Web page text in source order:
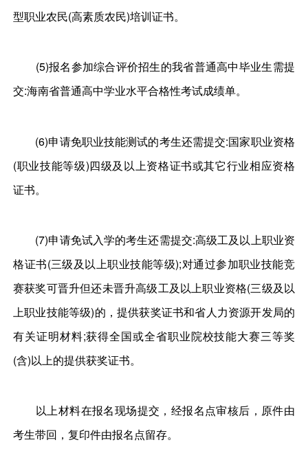
型职业农民(高素质农民)培训证书。
(5)报名参加综合评价招生的我省普通高中毕业生需提
交:海南省普通高中学业水平合格性考试成绩单。
(6)申请免职业技能测试的考生还需提交:国家职业资格
(职业技能等级)四级及以上资格证书或其它行业相应资格
证书。
(7)申请免试入学的考生还需提交:高级工及以上职业资
格证书(三级及以上职业技能等级);对通过参加职业技能竞
赛获奖可晋升但还未晋升高级工及以上职业资格(三级及以
上职业技能等级)的，提供获奖证书和省人力资源开发局的
有关证明材料;获得全国或全省职业院校技能大赛三等奖
(含)以上的提供获奖证书。
以上材料在报名现场提交，经报名点审核后，原件由
考生带回，复印件由报名点留存。